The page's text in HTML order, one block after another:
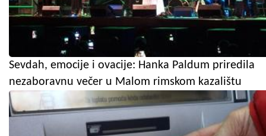
Sevdah, emocije i ovacije: Hanka Paldum priredila
nezaboravnu večer u Malom rimskom kazalištu